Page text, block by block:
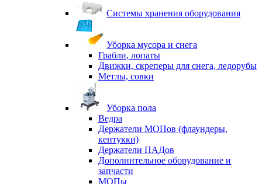
Системы хранения оборудования
Уборка мусора и снега
Грабли, лопаты
Движки, скреперы для снега, ледорубы
Метлы, совки
Уборка пола
Ведра
Держатели МОПов (флаундеры,
кентукки)
Держатели ПАДов
Дополнительное оборудование и
запчасти
МОПы